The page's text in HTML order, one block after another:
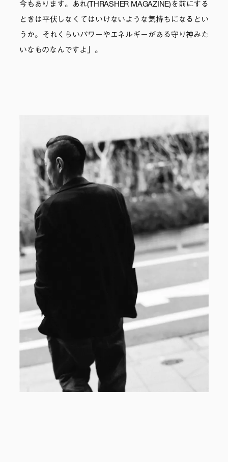
今もあります。あれ(THRASHER MAGAZINE)を前にする
ときは平伏しなくてはいけないような気持ちになるとい
うか。それくらいパワーやエネルギーがある守り神みた
いなものなんですよ」。